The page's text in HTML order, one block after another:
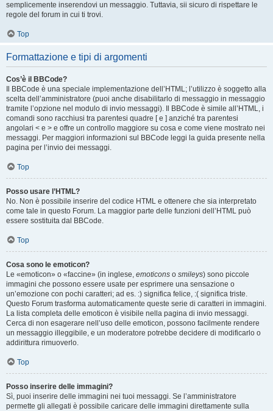
semplicemente inserendovi un messaggio. Tuttavia, sii sicuro di rispettare le
regole del forum in cui ti trovi.
Top
Formattazione e tipi di argomenti
Cos’è il BBCode?
Il BBCode è una speciale implementazione dell’HTML; l’utilizzo è soggetto alla
scelta dell’amministratore (puoi anche disabilitarlo di messaggio in messaggio
tramite l’opzione nel modulo di invio messaggi). Il BBCode è simile all’HTML, i
comandi sono racchiusi tra parentesi quadre [ e ] anziché tra parentesi
angolari < e > e offre un controllo maggiore su cosa e come viene mostrato nei
messaggi. Per maggiori informazioni sul BBCode leggi la guida presente nella
pagina per l’invio dei messaggi.
Top
Posso usare l’HTML?
No. Non è possibile inserire del codice HTML e ottenere che sia interpretato
come tale in questo Forum. La maggior parte delle funzioni dell’HTML può
essere sostituita dal BBCode.
Top
Cosa sono le emoticon?
Le «emoticon» o «faccine» (in inglese, emoticons o smileys) sono piccole
immagini che possono essere usate per esprimere una sensazione o
un’emozione con pochi caratteri; ad es. :) significa felice, :( significa triste.
Questo Forum trasforma automaticamente queste serie di caratteri in immagini.
La lista completa delle emoticon è visibile nella pagina di invio messaggi.
Cerca di non esagerare nell’uso delle emoticon, possono facilmente rendere
un messaggio illeggibile, e un moderatore potrebbe decidere di modificarlo o
addirittura rimuoverlo.
Top
Posso inserire delle immagini?
Sì, puoi inserire delle immagini nei tuoi messaggi. Se l’amministratore
permette gli allegati è possibile caricare delle immagini direttamente sulla